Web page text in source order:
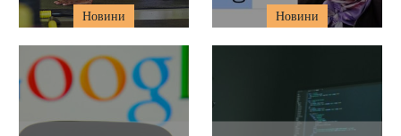
Новини Новини